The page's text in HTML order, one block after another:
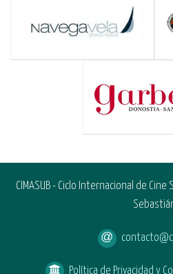
CIMASUB - Ciclo Internacional de
Política de Privacidad y